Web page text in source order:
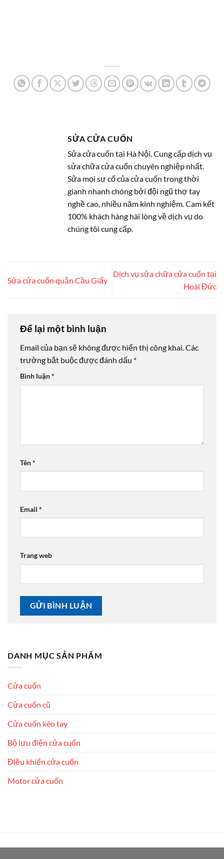
DANH MỤC SẢN PHẨM
Cửa cuốn
Cửa cuốn cũ
Cửa cuốn kéo tay
Bộ lưu điện cửa cuốn
Điều khiển cửa cuốn
Motor cửa cuốn
SỬA CỬA CUỐN
Sửa cửa cuốn tại Hà Nội. Cung cấp dịch vụ
sửa chữa cửa cuốn chuyên nghiệp nhất.
Sửa mọi sự cố của cửa cuốn trong thời
gianh nhanh chóng bởi đội ngũ thợ tay
nghề cao, nhiều năm kinh nghiệm. Cam kết
100% khách hàng hài lòng về dịch vụ do
chúng tôi cung cấp.
Sửa cửa cuốn quận Cầu Giấy
Dịch vụ sửa chữa cửa cuốn tại
Hoài Đức
Để lại một bình luận
Email của bạn sẽ không được hiển thị công khai.Các
trường bắt buộc được đánh dấu *
Bình luận*
Tên*
Email *
Trang web